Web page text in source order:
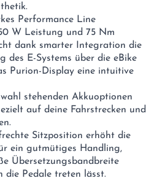
Performance Line
W Leistung und 75 Nm
dank smarter Integration die
des E-Systems über die eBike
Purion-Display eine intuitive
stehenden Akkuoptionen
auf deine Fahrstrecken und
Sitzposition erhöht die
ein gutmütiges Handling,
Übersetzungsbandbreite
die Pedale treten lässt.